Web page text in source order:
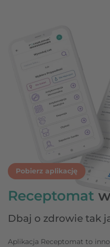
Pobierz aplikację
Receptomat
Dbaj o zdrowie tak
Aplikacja Receptomat to